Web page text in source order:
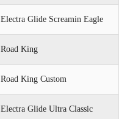
Electra Glide Screamin Eagle
Road King
Road King Custom
Electra Glide Ultra Classic